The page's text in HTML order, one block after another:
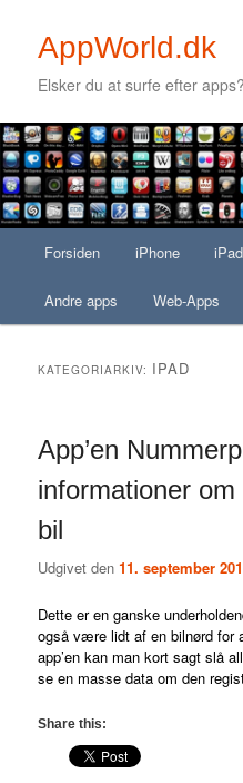
AppWorld.dk
Elsker du at surfe efter apps?
Secondary menu
Fortsæt til primært indhold
Fortsæt til sekundært
Fortsæt til primært indhold
Fortsæt til sekundært indhold
Forsiden iPhone iPad
Andre apps Web-Apps
KATEGORIARKIV: IPAD
App’en
informationer om
bil
Udgivet den11. september
Dette er en ganske
også være lidt af en bilnørd for
app’en kan man kort sagt slå
se en masse data om den
Share this: